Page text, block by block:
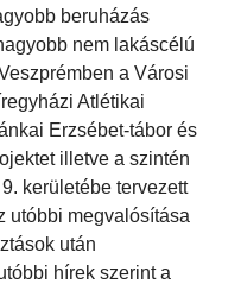
beruházás
nem lakáscélú
a Városi
Atlétikai
Erzsébet-tábor és
illetve a szintén
kerületébe tervezett
utóbbi megvalósítása
után
hírek szerint a